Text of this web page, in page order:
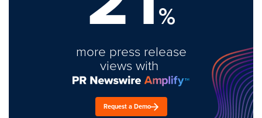
%
more press release
views with
Request a Demo